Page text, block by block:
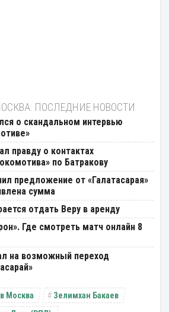
ПОСЛЕДНИЕ НОВОСТИ
о скандальном интервью
правду о контактах
по Батракову
предложение от «Галатасарая»
сумма
отдать Веру в аренду
Где смотреть матч онлайн 8
на возможный переход
Москва
Зелимхан Бакаев